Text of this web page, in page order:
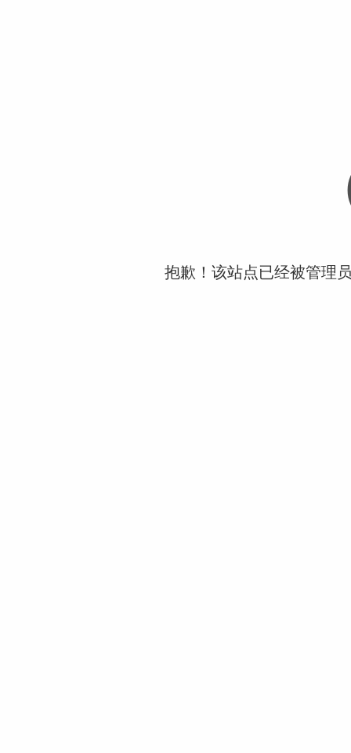
抱歉！该站点已经被管理